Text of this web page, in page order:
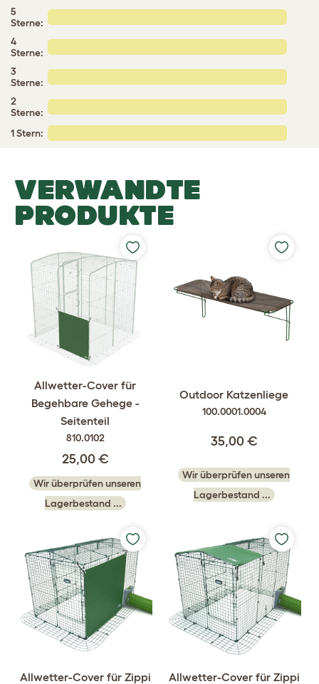
5
Sterne:
4
Sterne:
3
Sterne:
2
Sterne:
1 Stern:
VERWANDTE
PRODUKTE
Allwetter-Cover für
Begehbare Gehege -
Seitenteil
810.0102
25,00 €
Wir überprüfen unseren
Lagerbestand ...
Outdoor Katzenliege
100.0001.0004
35,00 €
Wir überprüfen unseren
Lagerbestand ...
Allwetter-Cover für Zippi
Allwetter-Cover für Zippi